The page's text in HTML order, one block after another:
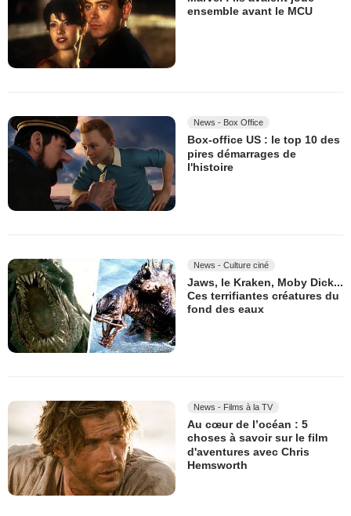
ensemble avant le MCU
News - Box Office
Box-office US : le top 10 des
pires démarrages de
l'histoire
News - Culture ciné
Jaws, le Kraken, Moby Dick...
Ces terrifiantes créatures du
fond des eaux
News - Films à la TV
Au cœur de l’océan : 5
choses à savoir sur le film
d'aventures avec Chris
Hemsworth